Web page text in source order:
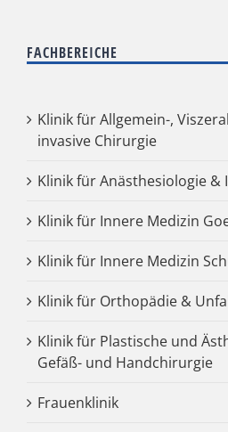
FACHBEREICHE
Klinik für Allgemein-,
invasive Chirurgie
Klinik für Anästhesiologie &
Klinik für Innere Medizin
Klinik für Innere Medizin
Klinik für Orthopädie &
Klinik für Plastische und
Gefäß- und Handchirurgie
Frauenklinik